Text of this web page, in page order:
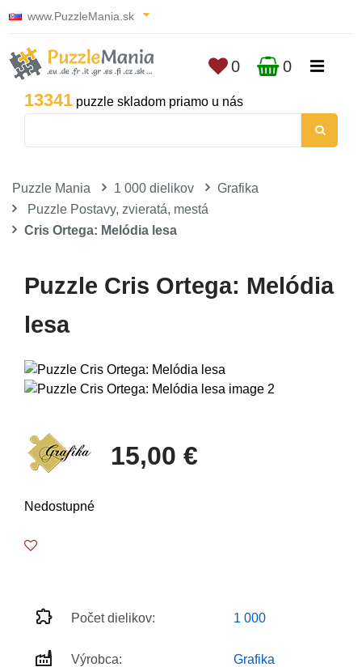
www.PuzzleMania.sk
13341 puzzle skladom priamo u nás
0 0
Puzzle Mania 1 000 dielikov
Grafika
Puzzle Postavy, zvieratá, mestá
Cris Ortega: Melódia lesa
Puzzle Cris Ortega: Melódia
lesa
15,00 €
Nedostupné
Počet dielikov: 1 000
Výrobca: Grafika